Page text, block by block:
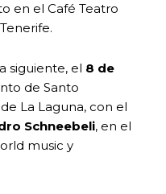
en el Café Teatro
siguiente, el 8 de
de Santo
La Laguna, con el
Schneebeli, en el
music y